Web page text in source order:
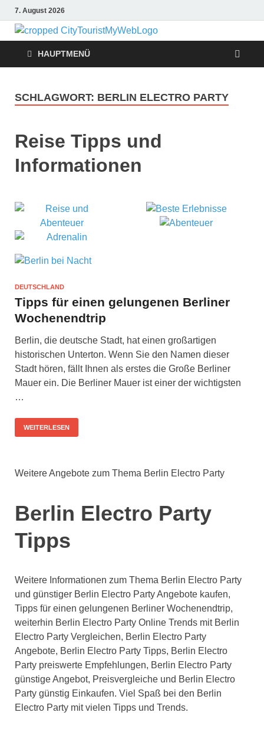
7. August 2026
Reise
Tipps
Urlaub, Ferien, Flüge,
HAUPTMENÜ
SCHLAGWORT: BERLIN ELECTRO PARTY
Reise Tipps und
Informationen
DEUTSCHLAND
Tipps für einen gelungenen Berliner
Wochenendtrip
Berlin, die deutsche Stadt, hat einen großartigen
historischen Unterton. Wenn Sie den Namen dieser
Stadt hören, fällt Ihnen als erstes die Große Berliner
Mauer ein. Die Berliner Mauer ist einer der wichtigsten
…
WEITERLESEN
Weitere Angebote zum Thema Berlin Electro Party
Berlin Electro Party
Tipps
Weitere Informationen zum Thema Berlin Electro Party
und günstiger Berlin Electro Party Angebote kaufen,
Tipps für einen gelungenen Berliner Wochenendtrip,
weiterhin Berlin Electro Party Online Trends mit Berlin
Electro Party Vergleichen, Berlin Electro Party
Angebote, Berlin Electro Party Tipps, Berlin Electro
Party preiswerte Empfehlungen, Berlin Electro Party
günstige Angebot, Preisvergleiche und Berlin Electro
Party günstig Einkaufen. Viel Spaß bei den Berlin
Electro Party mit vielen Tipps und Trends.